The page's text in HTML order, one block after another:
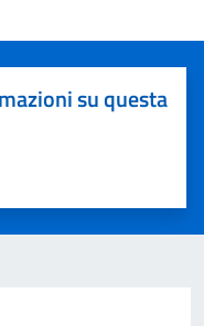
su questa